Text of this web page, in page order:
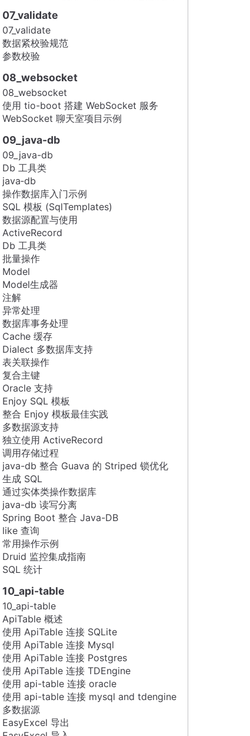
07_validate
07_validate
数据紧校验规范
参数校验
08_websocket
08_websocket
使用 tio-boot 搭建 WebSocket 服务
WebSocket 聊天室项目示例
09_java-db
09_java-db
Db 工具类
java‑db
操作数据库入门示例
SQL 模板 (SqlTemplates)
数据源配置与使用
ActiveRecord
Db 工具类
批量操作
Model
Model生成器
注解
异常处理
数据库事务处理
Cache 缓存
Dialect 多数据库支持
表关联操作
复合主键
Oracle 支持
Enjoy SQL 模板
整合 Enjoy 模板最佳实践
多数据源支持
独立使用 ActiveRecord
调用存储过程
java-db 整合 Guava 的 Striped 锁优化
生成 SQL
通过实体类操作数据库
java-db 读写分离
Spring Boot 整合 Java-DB
like 查询
常用操作示例
Druid 监控集成指南
SQL 统计
10_api-table
10_api-table
ApiTable 概述
使用 ApiTable 连接 SQLite
使用 ApiTable 连接 Mysql
使用 ApiTable 连接 Postgres
使用 ApiTable 连接 TDEngine
使用 api-table 连接 oracle
使用 api-table 连接 mysql and tdengine
多数据源
EasyExcel 导出